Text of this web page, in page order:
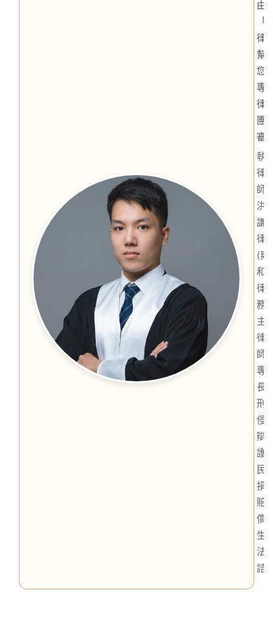
由
「
律
幫
您
專
律
團
審
執
律
師
洪
謙
律
(雍
和
律
務
主
律
師)
專
長
刑
侵
辯
護
民
損
賠
償
生
法
諮